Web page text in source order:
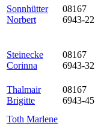
Sonnhütter
Norbert
08167
6943-22
Steinecke
Corinna
08167
6943-32
Thalmair
Brigitte
08167
6943-45
Toth Marlene